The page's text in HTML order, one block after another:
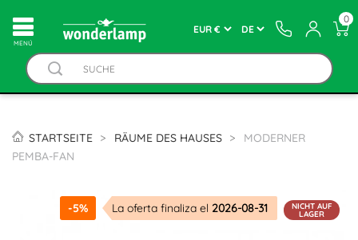
MENÚ
0
STARTSEITE RÄUME DES HAUSES
MODERNER
PEMBA-FAN
-5% La oferta finaliza el 2026-08-31 NICHT AUF
LAGER